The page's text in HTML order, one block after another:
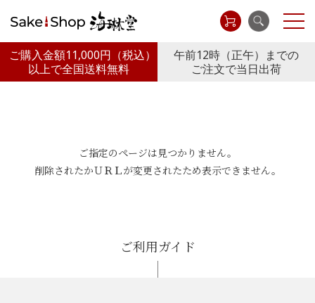
ご購入金額11,000円 （税込）
以上で全国送料無料
午前12時（正午）までの
ご注文で当日出荷
ご指定のページは見つかりません。
削除されたかＵＲＬが変更されたため表示できません。
ご利用ガイド